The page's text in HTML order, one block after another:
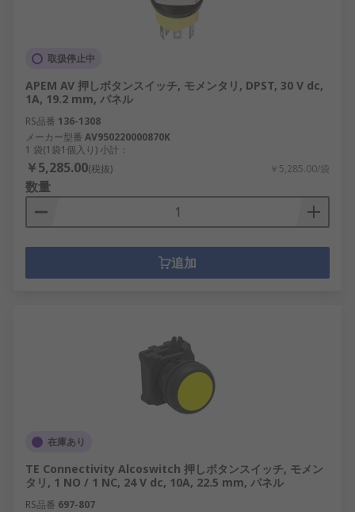
取扱停止中
APEM AV 押しボタンスイッチ, モメンタリ, DPST, 30 V dc,
1A, 19.2 mm, パネル
RS品番 136-1308
メーカー型番 AV950220000870K
1 袋(1袋1個入り) 小計：
￥5,285.00(税抜) ￥5,285.00/袋
数量
追加
在庫あり
TE Connectivity Alcoswitch 押しボタンスイッチ, モメン
タリ, 1 NO / 1 NC, 24 V dc, 10A, 22.5 mm, パネル
RS品番 697-807